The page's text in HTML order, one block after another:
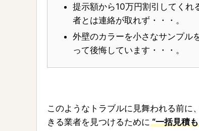
提示額から10万円割引してくれ
者とは連絡が取れず・・・。
外壁のカラーを小さなサンプル
って後悔しています・・・。
このようなトラブルに見舞われる前に
きる業者を見つけるために“一括見積